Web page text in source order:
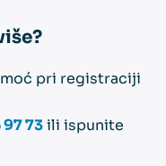
pri registraciji
97 73ili ispunite